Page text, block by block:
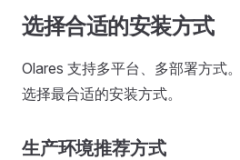
选择合适的安装方式
Olares 支持多平台、多部署方式
选择最合适的安装方式。
生产环境推荐方式